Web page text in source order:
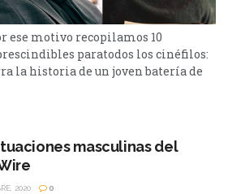
ese motivo recopilamos 10
paratodos los cinéfilos:
la historia de un joven batería de
comienza a perder la audición.
y protagonizada por Riz
de...
masculinas del
2020 0